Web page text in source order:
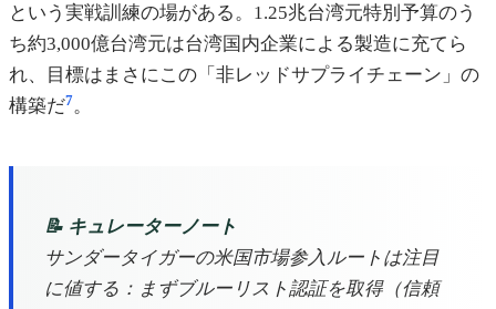
という実戦訓練の場がある。1.25兆台湾元特別予算のう
ち約3,000億台湾元は台湾国内企業による製造に充てら
れ、目標はまさにこの「非レッドサプライチェーン」の
構築だ7。
📝 キュレーターノート
サンダータイガーの米国市場参入ルートは注目
に値する：まずブルーリスト認証を取得（信頼